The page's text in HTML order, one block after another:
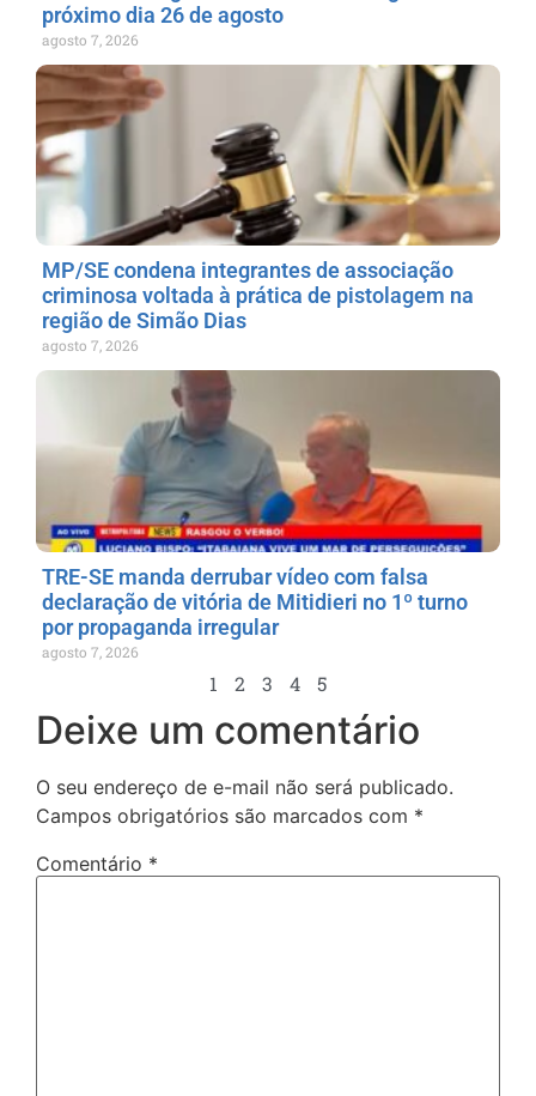
próximo dia 26 de agosto
agosto 7, 2026
MP/SE condena integrantes de associação
criminosa voltada à prática de pistolagem na
região de Simão Dias
agosto 7, 2026
TRE-SE manda derrubar vídeo com falsa
declaração de vitória de Mitidieri no 1º turno
por propaganda irregular
agosto 7, 2026
1 2 3 4 5
Deixe um comentário
O seu endereço de e-mail não será publicado.
Campos obrigatórios são marcados com *
Comentário *